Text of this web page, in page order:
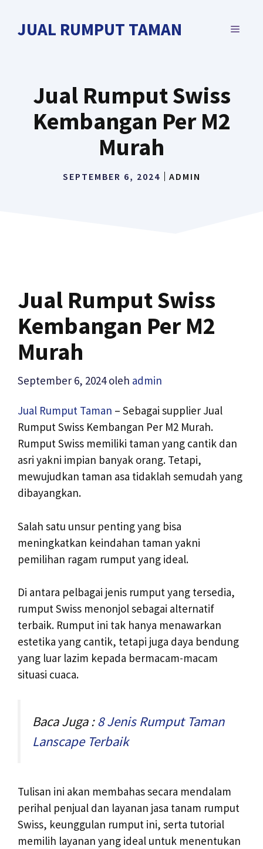
JUAL RUMPUT TAMAN MENU
Jual Rumput Swiss
Kembangan Per M2
Murah
SEPTEMBER 6, 2024 ADMIN
Jual Rumput Swiss
Kembangan Per M2
Murah
September 6, 2024 oleh admin
Jual Rumput Taman – Sebagai supplier Jual
Rumput Swiss Kembangan Per M2 Murah.
Rumput Swiss memiliki taman yang cantik dan
asri yakni impian banyak orang. Tetapi,
mewujudkan taman asa tidaklah semudah yang
dibayangkan.
Salah satu unsur penting yang bisa
meningkatkan keindahan taman yakni
pemilihan ragam rumput yang ideal.
Di antara pelbagai jenis rumput yang tersedia,
rumput Swiss menonjol sebagai alternatif
terbaik. Rumput ini tak hanya menawarkan
estetika yang cantik, tetapi juga daya bendung
yang luar lazim kepada bermacam-macam
situasi cuaca.
Baca Juga :8 Jenis Rumput Taman
Lanscape Terbaik
Tulisan ini akan membahas secara mendalam
perihal penjual dan layanan jasa tanam rumput
Swiss, keunggulan rumput ini, serta tutorial
memilih layanan yang ideal untuk menentukan